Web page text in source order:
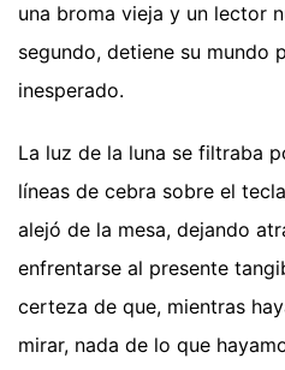
una broma vieja y un lector
segundo, detiene su mundo
inesperado.
La luz de la luna se filtraba
líneas de cebra sobre el
alejó de la mesa, dejando
enfrentarse al presente
certeza de que, mientras
mirar, nada de lo que